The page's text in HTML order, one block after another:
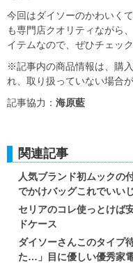
今回はダイソーのかわいく
も専門店クオリティながら
イテムなので、ぜひチェッ
※記事内の商品情報は、購
れ、取り扱っていない場合が
記事協力： 海原藍
関連記事
人気ブランド初ムックの
でかけバッグこれでいい
セリアのコレ使っとけば
ドケース
ダイソーさんこのタイプ
た…」目に優しい優秀家